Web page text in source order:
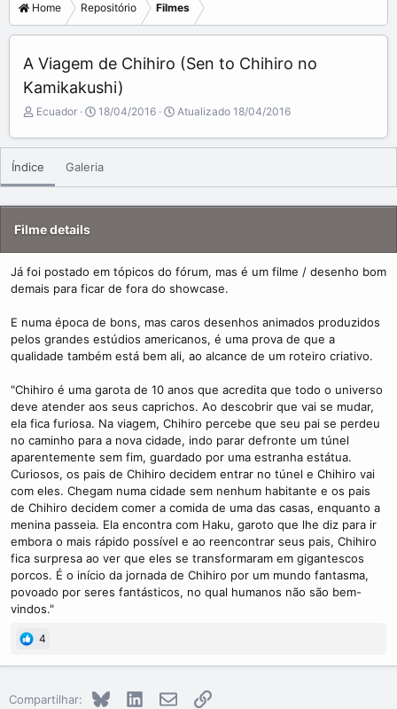
Home Repositório Filmes
A Viagem de Chihiro (Sen to Chihiro no
Kamikakushi)
A
d
d
b
y
Ecuador
C
e
t
e
d
e
18/04/2016 Atualizado 18/04/2016
Índice Galeria
Filme details
Já foi postado em tópicos do fórum, mas é um filme / desenho bom
demais para ficar de fora do showcase.
E numa época de bons, mas caros desenhos animados produzidos
pelos grandes estúdios americanos, é uma prova de que a
qualidade também está bem ali, ao alcance de um roteiro criativo.
"Chihiro é uma garota de 10 anos que acredita que todo o universo
deve atender aos seus caprichos. Ao descobrir que vai se mudar,
ela fica furiosa. Na viagem, Chihiro percebe que seu pai se perdeu
no caminho para a nova cidade, indo parar defronte um túnel
aparentemente sem fim, guardado por uma estranha estátua.
Curiosos, os pais de Chihiro decidem entrar no túnel e Chihiro vai
com eles. Chegam numa cidade sem nenhum habitante e os pais
de Chihiro decidem comer a comida de uma das casas, enquanto a
menina passeia. Ela encontra com Haku, garoto que lhe diz para ir
embora o mais rápido possível e ao reencontrar seus pais, Chihiro
fica surpresa ao ver que eles se transformaram em gigantescos
porcos. É o início da jornada de Chihiro por um mundo fantasma,
povoado por seres fantásticos, no qual humanos não são bem-
vindos."
4
Compartilhar: Bluesky LinkedInE-mailLink